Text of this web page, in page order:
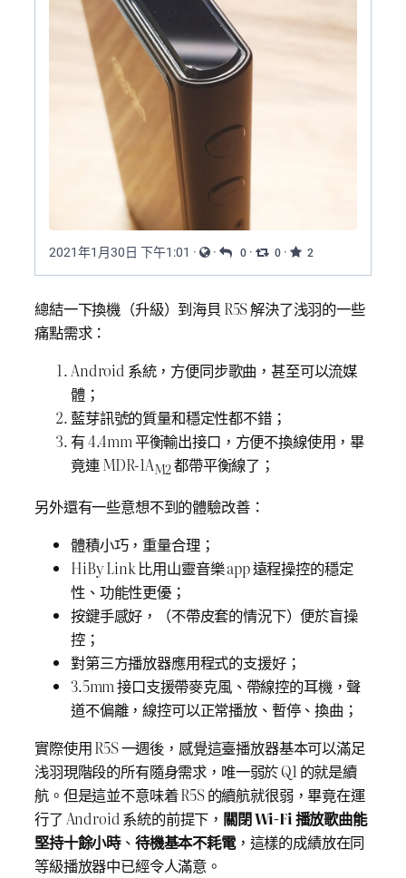
總結一下換機（升級）到海貝 R5S 解決了浅羽的一些
痛點需求：
Android 系統，方便同步歌曲，甚至可以流媒
體；
藍芽訊號的質量和穩定性都不錯；
有 4.4mm 平衡輸出接口，方便不換線使用，畢
竟連 MDR-1AM2都帶平衡線了；
另外還有一些意想不到的體驗改善：
體積小巧，重量合理；
HiBy Link 比用山靈音樂 app 遠程操控的穩定
性、功能性更優；
按鍵手感好，（不帶皮套的情況下）便於盲操
控；
對第三方播放器應用程式的支援好；
3.5mm 接口支援帶麥克風、帶線控的耳機，聲
道不偏離，線控可以正常播放、暫停、換曲；
實際使用 R5S 一週後，感覺這臺播放器基本可以滿足
浅羽現階段的所有隨身需求，唯一弱於 Q1 的就是續
航。但是這並不意味着 R5S 的續航就很弱，畢竟在運
行了 Android 系統的前提下， 關閉 Wi-Fi 播放歌曲能
堅持十餘小時、 待機基本不耗電，這樣的成績放在同
等級播放器中已經令人滿意。